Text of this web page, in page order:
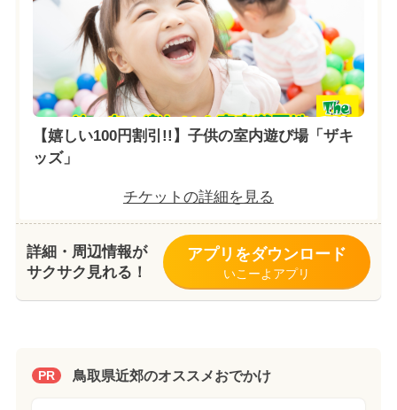
【嬉しい100円割引!!】子供の室内遊び場「ザキ
ッズ」
チケットの詳細を見る
詳細・周辺情報が
サクサク見れる！
アプリをダウンロード
いこーよアプリ
PR 鳥取県近郊のオススメおでかけ